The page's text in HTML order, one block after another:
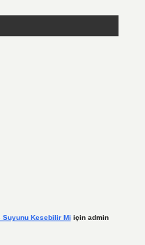
Suyunu Kesebilir Mi için admin